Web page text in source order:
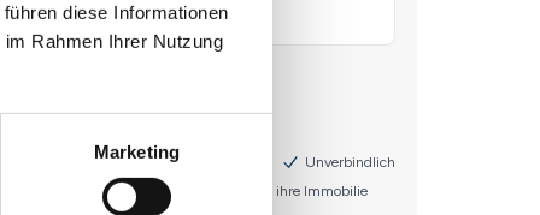
diese Informationen
Rahmen Ihrer Nutzung
Marketing